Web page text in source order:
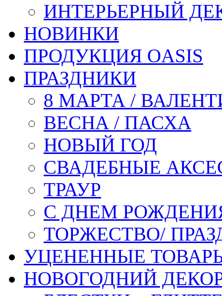
ИНТЕРЬЕРНЫЙ
НОВИНКИ
ПРОДУКЦИЯ OASIS
ПРАЗДНИКИ
8 МАРТА /
ВЕСНА / ПАСХА
НОВЫЙ ГОД
СВАДЕБНЫЕ
ТРАУР
С ДНЕМ
ТОРЖЕСТВО/
УЦЕНЕННЫЕ
НОВОГОДНИЙ